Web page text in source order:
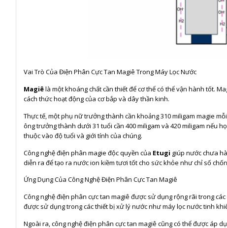
Vai Trò Của Điện Phân Cực Tan Magiê Trong Máy Lọc Nước
Magiêlà một khoáng chất cần thiết để cơ thể có thể vận hành tốt.
cách thức hoạt động của cơ bắp và dây thần kinh.
Thực tế, một phụ nữ trưởng thành cần khoảng 310 miligam magie
ông trưởng thành dưới 31 tuổi cần 400 miligam và 420 miligam nếu
thuộc vào độ tuổi và giới tính của chúng.
Công nghệ điện phân magie độc quyền của Etugi giúp nước chưa
diễn ra để tạo ra nước ion kiềm tươi tốt cho sức khỏe như chỉ số
Ứng Dụng Của Công Nghệ Điện Phân Cực Tan Magiê
Công nghệ điện phân cực tan magiê được sử dụng rộng rãi trong
được sử dụng trong các thiết bị xử lý nước như máy lọc nước tinh
Ngoài ra, công nghệ điện phân cực tan magiê cũng có thể được áp